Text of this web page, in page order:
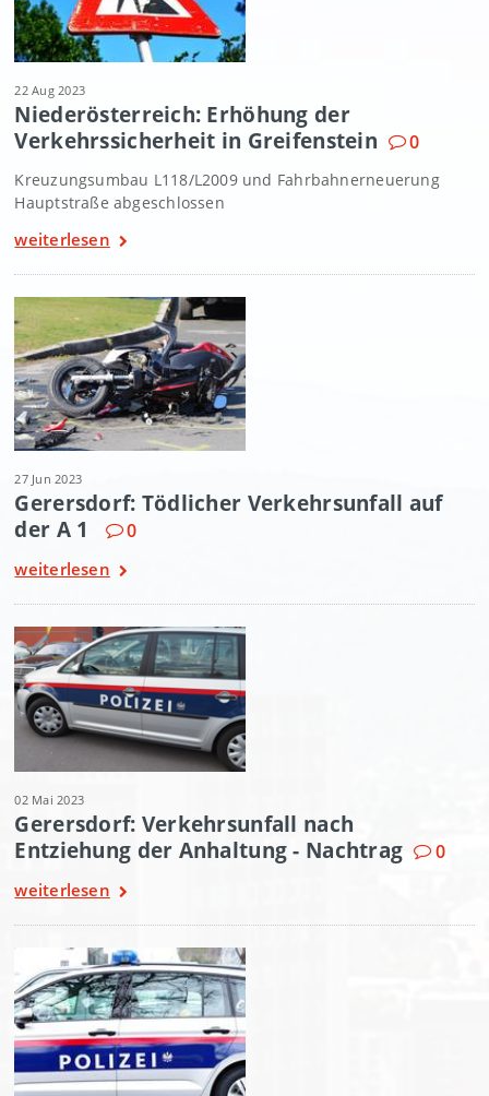
22 Aug 2023
Niederösterreich: Erhöhung der
Verkehrssicherheit in Greifenstein
0
Kreuzungsumbau L118/L2009 und Fahrbahnerneuerung
Hauptstraße abgeschlossen
weiterlesen
27 Jun 2023
Gerersdorf: Tödlicher Verkehrsunfall auf
der A 1
0
weiterlesen
02 Mai 2023
Gerersdorf: Verkehrsunfall nach
Entziehung der Anhaltung - Nachtrag
0
weiterlesen